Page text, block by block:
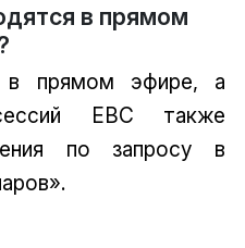
в прямом
в прямом эфире, а
EBC также
по запросу в